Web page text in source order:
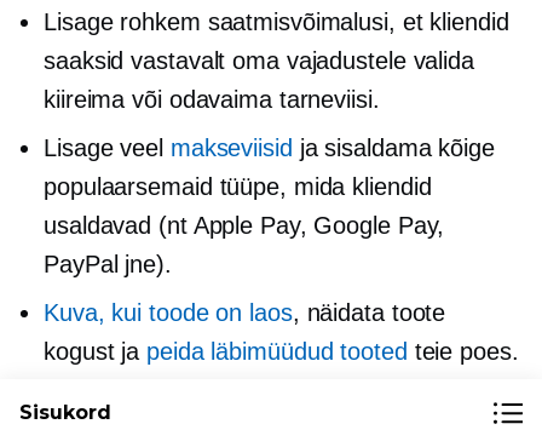
Lisage rohkem saatmisvõimalusi, et kliendid
saaksid vastavalt oma vajadustele valida
kiireima või odavaima tarneviisi.
Lisage veel makseviisid ja sisaldama kõige
populaarsemaid tüüpe, mida kliendid
usaldavad (nt Apple Pay, Google Pay,
PayPal jne).
Kuva, kui toode on laos, näidata toote
kogust ja peida läbimüüdud tooted teie poes.
Kirjutage tõhus
hajutada
Sisukord